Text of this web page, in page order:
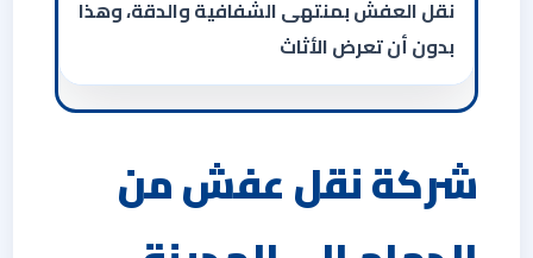
نقل العفش بمنتهى الشفافية والدقة، وهذا
بدون أن تعرض الأثاث
شركة نقل عفش من